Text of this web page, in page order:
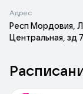
Адрес
Респ Мордовия,
Центральная, зд